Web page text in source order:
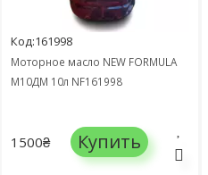
Код:161998
Моторное масло NEW FORMULA
М10ДМ 10л NF161998
1500₴ Купить